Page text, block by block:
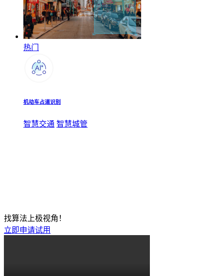
热门
机动车占道识别
智慧交通 智慧城管
找算法上极视角！
立即申请试用